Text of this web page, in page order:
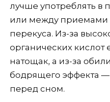
лучше употреблять в
или между приемами
перекуса. Из-за
органических кислот
натощак, а из-за
бодрящего эффекта
перед сном.